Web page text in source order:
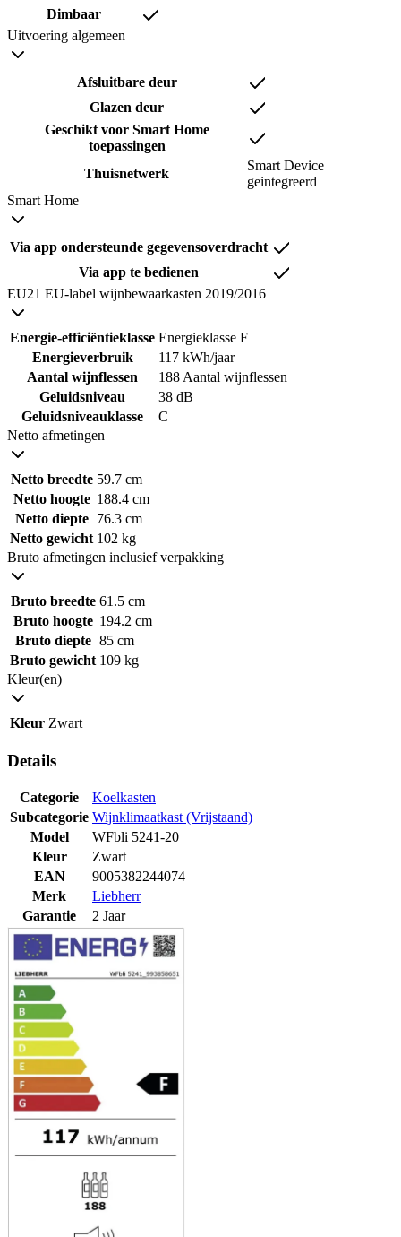
Dimbaar
Uitvoering algemeen
Afsluitbare deur
Glazen deur
Geschikt voor Smart Home
toepassingen
Thuisnetwerk
Smart Device
geintegreerd
Smart Home
Via app ondersteunde gegevensoverdracht
Via app te bedienen
EU21 EU-label wijnbewaarkasten 2019/2016
Energie-efficiëntieklasse Energieklasse F
Energieverbruik
117 kWh/jaar
Aantal wijnflessen
188 Aantal wijnflessen
Geluidsniveau
38 dB
Geluidsniveauklasse
C
Netto afmetingen
Netto breedte 59.7 cm
Netto hoogte 188.4 cm
Netto diepte
76.3 cm
Netto gewicht 102 kg
Bruto afmetingen inclusief verpakking
Bruto breedte 61.5 cm
Bruto hoogte 194.2 cm
Bruto diepte 85 cm
Bruto gewicht 109 kg
Kleur(en)
Kleur Zwart
Details
Categorie
Koelkasten
Subcategorie Wijnklimaatkast (Vrijstaand)
Model
WFbli 5241-20
Kleur
Zwart
EAN
9005382244074
Merk
Liebherr
Garantie
2 Jaar